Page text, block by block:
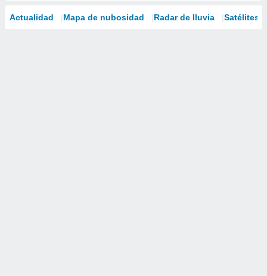
Actualidad Mapa de nubosidad Radar de lluvia Satélites